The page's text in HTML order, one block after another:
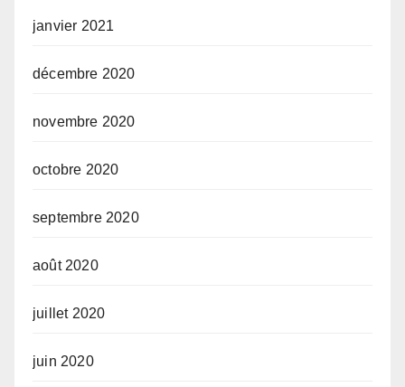
janvier 2021
décembre 2020
novembre 2020
octobre 2020
septembre 2020
août 2020
juillet 2020
juin 2020